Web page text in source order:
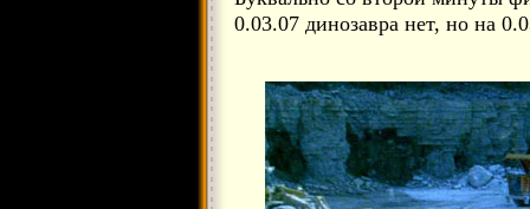
0.03.07 динозавра нет, но на